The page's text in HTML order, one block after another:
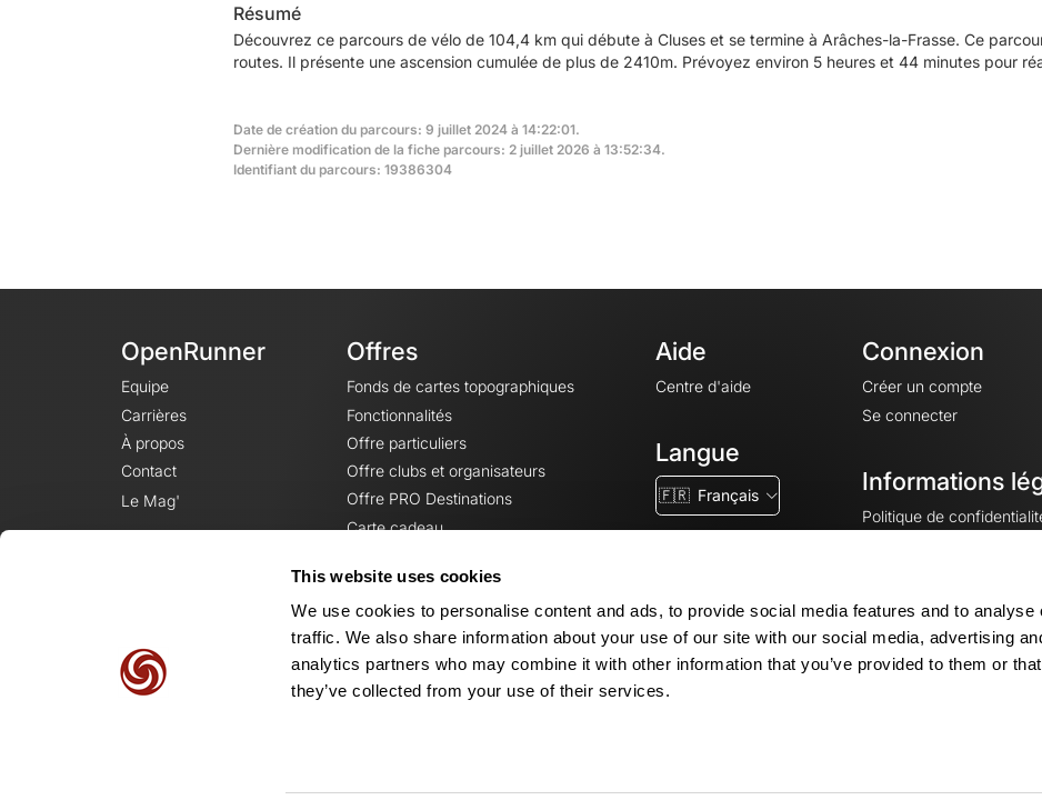
This website uses cookies
We use cookies to personalise content and ads, to provide social media features and to analyse
traffic. We also share information about your use of our site with our social media, advertising
analytics partners who may combine it with other information that you’ve provided to them or that
they’ve collected from your use of their services.
Résumé
Découvrez ce parcours de vélo de 104,4 km qui débute à Cluses et se termine à Arâches-la-Frasse. Ce
routes. Il présente une ascension cumulée de plus de 2410m. Prévoyez environ 5 heures et 44 minutes pour
Date de création du parcours: 9 juillet 2024 à 14:22:01.
Dernière modification de la fiche parcours: 2 juillet 2026 à 13:52:34.
Identifiant du parcours: 19386304
OpenRunner
Equipe
Carrières
À propos
Contact
Le Mag'
Offres
Fonds de cartes topographiques
Fonctionnalités
Offre particuliers
Offre clubs et organisateurs
Offre PRO Destinations
Carte cadeau
Aide
Centre d'aide
Langue
🇫🇷 Français
Connexion
Créer un compte
Se connecter
Informations
Politique de
Mentions légales
Paramètres des cookies